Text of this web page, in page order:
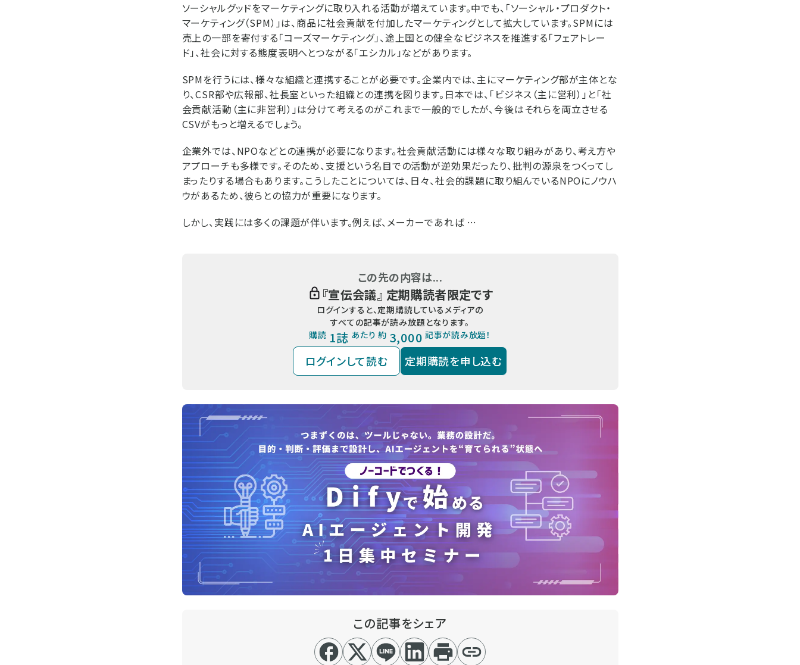
ソーシャルグッドをマーケティングに取り入れる活動が増えています。中でも、「ソーシャル・プロダクト・
マーケティング（SPM）」は、商品に社会貢献を付加したマーケティングとして拡大しています。SPMには
売上の一部を寄付する「コーズマーケティング」、途上国との健全なビジネスを推進する「フェアトレー
ド」、社会に対する態度表明へとつながる「エシカル」などがあります。
SPMを行うには、様々な組織と連携することが必要です。企業内では、主にマーケティング部が主体とな
り、CSR部や広報部、社長室といった組織との連携を図ります。日本では、「ビジネス（主に営利）」と「社
会貢献活動（主に非営利）」は分けて考えるのがこれまで一般的でしたが、今後はそれらを両立させる
CSVがもっと増えるでしょう。
企業外では、NPOなどとの連携が必要になります。社会貢献活動には様々な取り組みがあり、考え方や
アプローチも多様です。そのため、支援という名目での活動が逆効果だったり、批判の源泉をつくってし
まったりする場合もあります。こうしたことについては、日々、社会的課題に取り組んでいるNPOにノウハ
ウがあるため、彼らとの協力が重要になります。
しかし、実践には多くの課題が伴います。例えば、メーカーであれば …
この先の内容は...
『宣伝会議』 定期購読者限定です
ログインすると、定期購読しているメディアの
すべての記事が読み放題となります。
購読 1誌 あたり 約 3,000 記事が読み放題！
ログインして読む 定期購読を申し込む
この記事をシェア